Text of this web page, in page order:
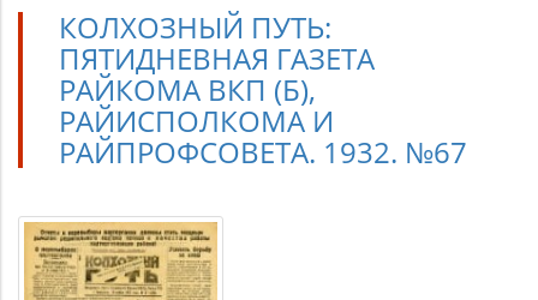
КОЛХОЗНЫЙ ПУТЬ:
ПЯТИДНЕВНАЯ ГАЗЕТА
РАЙКОМА ВКП (Б),
РАЙИСПОЛКОМА И
РАЙПРОФСОВЕТА. 1932. №67